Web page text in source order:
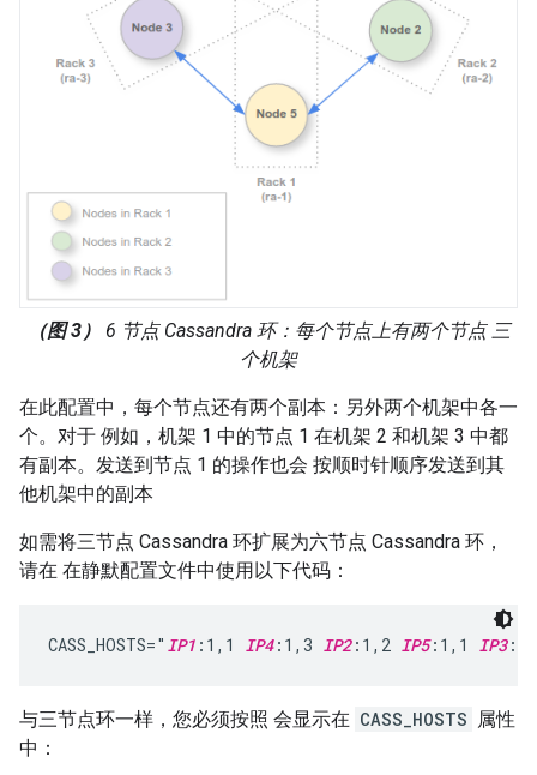
（图 3）
6 节点 Cassandra 环：每个节点上有两个节点 三
个机架
在此配置中，每个节点还有两个副本：另外两个机架中各一
个。对于 例如，机架 1 中的节点 1 在机架 2 和机架 3 中都
有副本。发送到节点 1 的操作也会 按顺时针顺序发送到其
他机架中的副本
如需将三节点 Cassandra 环扩展为六节点 Cassandra 环，
请在 在静默配置文件中使用以下代码：
CASS_HOSTS=" IP1 :1,1 IP4:1,3 IP2:1,2 IP5:1,1 IP3
与三节点环一样，您必须按照 会显示在 CASS_HOSTS 属性
中：